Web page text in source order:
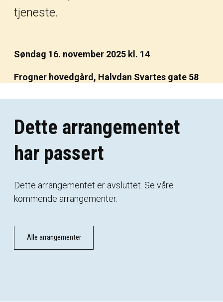
tjeneste.
Søndag 16. november 2025 kl. 14
Frogner hovedgård, Halvdan Svartes gate 58
Dette arrangementet
har passert
Dette arrangementet er avsluttet. Se våre
kommende arrangementer.
Alle arrangementer